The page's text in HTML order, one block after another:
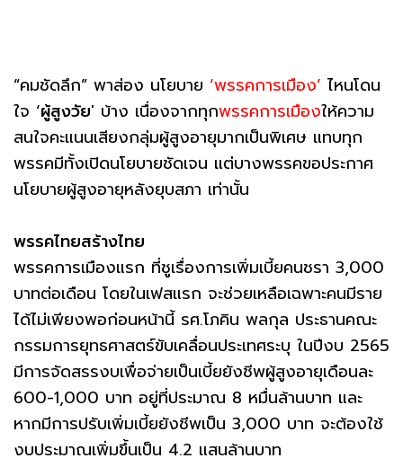
“คมชัดลึก” พาส่อง นโยบาย ‘พรรคการเมือง’ ไหนโดน
ใจ ‘ผู้สูงวัย' บ้าง เนื่องจากทุกพรรคการเมืองให้ความ
สนใจคะแนนเสียงกลุ่มผู้สูงอายุมากเป็นพิเศษ แทบทุก
พรรคมีทั้งเปิดนโยบายชัดเจน แต่บางพรรคขอประกาศ
นโยบายผู้สูงอายุหลังยุบสภา เท่านั้น
พรรคไทยสร้างไทย
พรรคการเมืองแรก ที่ชูเรื่องการเพิ่มเบี้ยคนชรา 3,000
บาทต่อเดือน โดยในเฟสแรก จะช่วยเหลือเฉพาะคนมีราย
ได้ไม่เพียงพอก่อนหน้านี้ รศ.โภคิน พลกุล ประธานคณะ
กรรมการยุทธศาสตร์ขับเคลื่อนประเทศระบุ ในปีงบ 2565
มีการจัดสรรงบเพื่อจ่ายเป็นเบี้ยยังชีพผู้สูงอายุเดือนละ
600-1,000 บาท อยู่ที่ประมาณ 8 หมื่นล้านบาท และ
หากมีการปรับเพิ่มเบี้ยยังชีพเป็น 3,000 บาท จะต้องใช้
งบประมาณเพิ่มขึ้นเป็น 4.2 แสนล้านบาท